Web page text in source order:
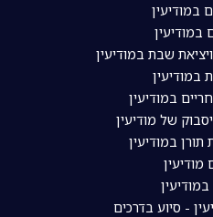
במודיעין
במודיעין
שבת במודיעין
במודיעין
במודיעין
של מודיעין
במודיעין
- סיוע בדרכים